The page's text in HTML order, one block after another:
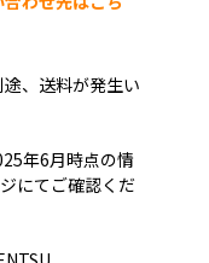
、送料が発生い
年6月時点の情
にてご確認くだ